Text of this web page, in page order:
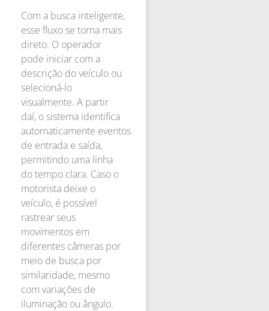
Com a busca inteligente,
esse fluxo se torna mais
direto. O operador
pode iniciar com a
descrição do veículo ou
selecioná-lo
visualmente. A partir
daí, o sistema identifica
automaticamente eventos
de entrada e saída,
permitindo uma linha
do tempo clara. Caso o
motorista deixe o
veículo, é possível
rastrear seus
movimentos em
diferentes câmeras por
meio de busca por
similaridade, mesmo
com variações de
iluminação ou ângulo.